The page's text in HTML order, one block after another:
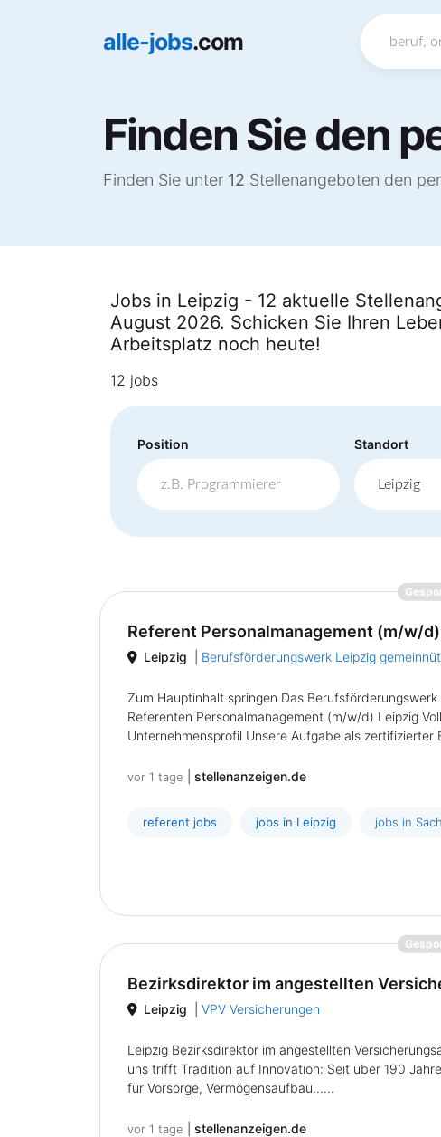
alle-jobs.com
Finden Sie den
Finden Sie unter 12 Stellenangeboten den
Jobs in Leipzig - 12 aktuelle
August 2026. Schicken Sie Ihren
Arbeitsplatz noch heute!
12 jobs
Position Standort
Referent Personalmanagement (m/w/d)
Leipzig Berufsförderungswerk Leipzig
Zum Hauptinhalt springen Das
Referenten Personalmanagement (m/w/d) Leipzig
Unternehmensprofil Unsere Aufgabe als
vor 1 tage stellenanzeigen.de
referent jobs jobs in Leipzig jobs in
Bezirksdirektor im angestellten
Leipzig VPV Versicherungen
Leipzig Bezirksdirektor im angestellten
uns trifft Tradition auf Innovation: Seit über 190
für Vorsorge, Vermögensaufbau......
vor 1 tage stellenanzeigen.de